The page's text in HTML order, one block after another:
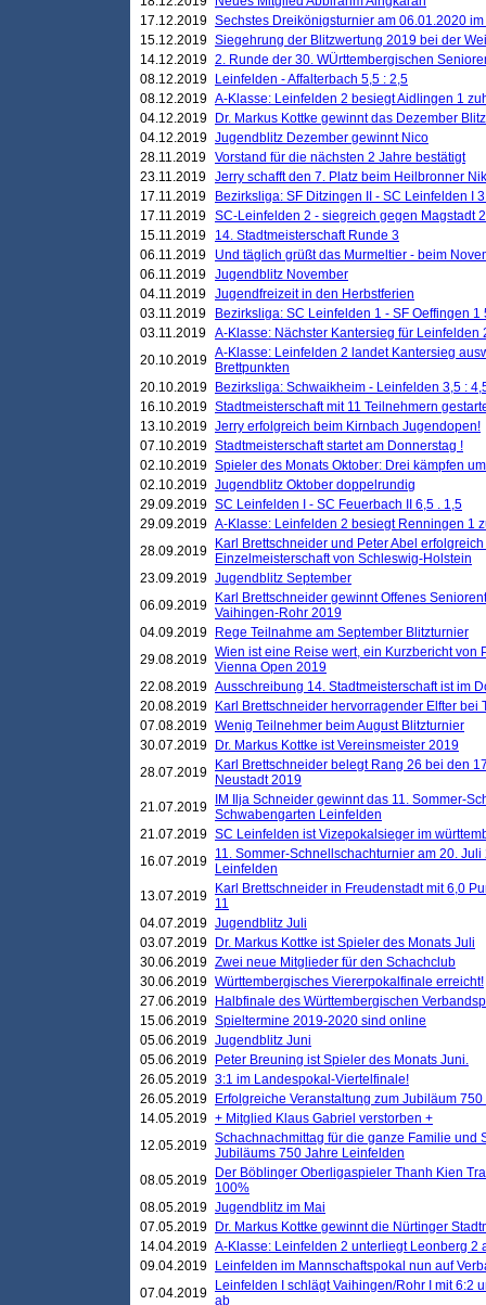
17.12.2019 Sechstes Dreikönigsturnier am 06.01.2020
15.12.2019 Siegehrung der Blitzwertung 2019 bei der
14.12.2019 2. Runde der 30. WÜrttembergischen
08.12.2019
Leinfelden - Affalterbach 5,5 : 2,5
08.12.2019 A-Klasse: Leinfelden 2 besiegt Aidlingen 1
04.12.2019
Dr. Markus Kottke gewinnt das Dezember
04.12.2019 Jugendblitz Dezember gewinnt Nico
28.11.2019 Vorstand für die nächsten 2 Jahre bestätigt
23.11.2019 Jerry schafft den 7. Platz beim Heilbronner
17.11.2019
Bezirksliga: SF Ditzingen II - SC Leinfelden I
17.11.2019 SC-Leinfelden 2 - siegreich gegen Magstadt 2
15.11.2019
14. Stadtmeisterschaft Runde 3
06.11.2019
Und täglich grüßt das Murmeltier - beim
06.11.2019 Jugendblitz November
04.11.2019 Jugendfreizeit in den Herbstferien
03.11.2019
Bezirksliga: SC Leinfelden 1 - SF Oeffingen 1
03.11.2019 A-Klasse: Nächster Kantersieg für Leinfelden
20.10.2019 A-Klasse: Leinfelden 2 landet Kantersieg
Brettpunkten
20.10.2019
Bezirksliga: Schwaikheim - Leinfelden 3,5 :
16.10.2019 Stadtmeisterschaft mit 11 Teilnehmern
13.10.2019 Jerry erfolgreich beim Kirnbach Jugendopen!
07.10.2019 Stadtmeisterschaft startet am Donnerstag !
02.10.2019 Spieler des Monats Oktober: Drei kämpfen
02.10.2019 Jugendblitz Oktober doppelrundig
29.09.2019 SC Leinfelden I - SC Feuerbach II 6,5 . 1,5
29.09.2019 A-Klasse: Leinfelden 2 besiegt Renningen 1
28.09.2019
Karl Brettschneider und Peter Abel
Einzelmeisterschaft von Schleswig-Holstein
23.09.2019 Jugendblitz September
06.09.2019
Karl Brettschneider gewinnt Offenes
Vaihingen-Rohr 2019
04.09.2019
Rege Teilnahme am September Blitzturnier
29.08.2019 Wien ist eine Reise wert, ein Kurzbericht von
Vienna Open 2019
22.08.2019 Ausschreibung 14. Stadtmeisterschaft ist im
20.08.2019
Karl Brettschneider hervorragender Elfter bei
07.08.2019 Wenig Teilnehmer beim August Blitzturnier
30.07.2019
Dr. Markus Kottke ist Vereinsmeister 2019
28.07.2019
Karl Brettschneider belegt Rang 26 bei den
Neustadt 2019
21.07.2019
IM Ilja Schneider gewinnt das 11. Sommer-
Schwabengarten Leinfelden
21.07.2019 SC Leinfelden ist Vizepokalsieger im
16.07.2019 11. Sommer-Schnellschachturnier am 20.
Leinfelden
13.07.2019
Karl Brettschneider in Freudenstadt mit 6,0
11
04.07.2019 Jugendblitz Juli
03.07.2019
Dr. Markus Kottke ist Spieler des Monats Juli
30.06.2019 Zwei neue Mitglieder für den Schachclub
30.06.2019 Württembergisches Viererpokalfinale erreicht!
27.06.2019
Halbfinale des Württembergischen
15.06.2019 Spieltermine 2019-2020 sind online
05.06.2019 Jugendblitz Juni
05.06.2019
Peter Breuning ist Spieler des Monats Juni.
26.05.2019 3:1 im Landespokal-Viertelfinale!
26.05.2019
Erfolgreiche Veranstaltung zum Jubiläum
14.05.2019 + Mitglied Klaus Gabriel verstorben +
12.05.2019 Schachnachmittag für die ganze Familie und
Jubiläums 750 Jahre Leinfelden
08.05.2019
Der Böblinger Oberligaspieler Thanh Kien
100%
08.05.2019 Jugendblitz im Mai
07.05.2019
Dr. Markus Kottke gewinnt die Nürtinger
14.04.2019 A-Klasse: Leinfelden 2 unterliegt Leonberg 2
09.04.2019
Leinfelden im Mannschaftspokal nun auf
07.04.2019
Leinfelden I schlägt Vaihingen/Rohr I mit 6:2
ab